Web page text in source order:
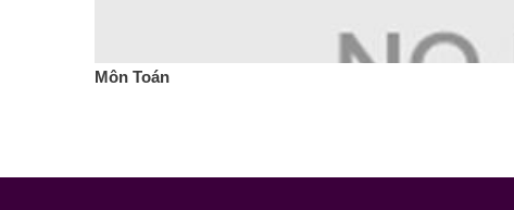
Môn Toán